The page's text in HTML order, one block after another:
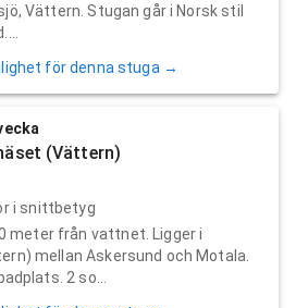
Vättern. Stugan går i Norsk stil
för denna stuga →
(Vättern)
i snittbetyg
meter från vattnet. Ligger i
mellan Askersund och Motala.
2 so...